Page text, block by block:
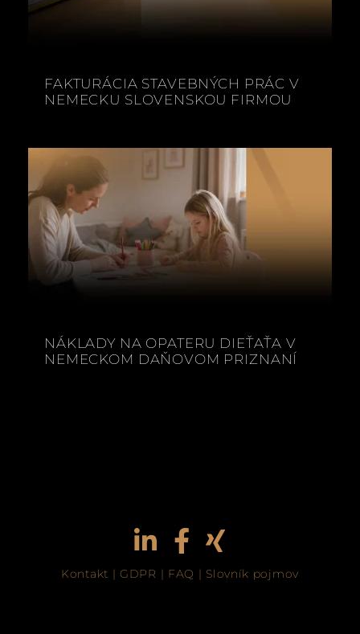
FAKTURÁCIA STAVEBNÝCH PRÁC V
NEMECKU SLOVENSKOU FIRMOU
NÁKLADY NA OPATERU DIEŤAŤA V
NEMECKOM DAŇOVOM PRIZNANÍ
Kontakt |GDPR | FAQ | Slovník pojmov